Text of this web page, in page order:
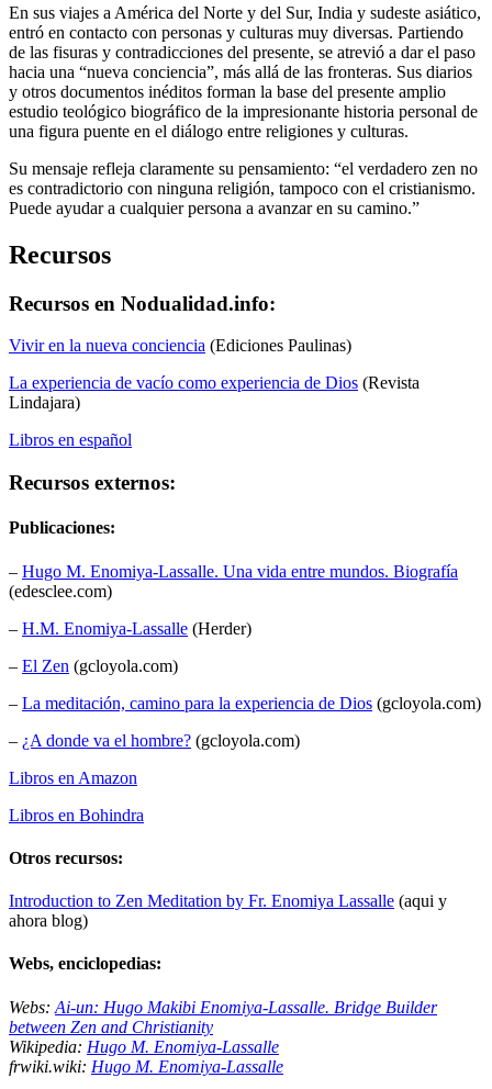
En sus viajes a América del Norte y del Sur, India y sudeste asiático,
entró en contacto con personas y culturas muy diversas. Partiendo
de las fisuras y contradicciones del presente, se atrevió a dar el paso
hacia una “nueva conciencia”, más allá de las fronteras. Sus diarios
y otros documentos inéditos forman la base del presente amplio
estudio teológico biográfico de la impresionante historia personal de
una figura puente en el diálogo entre religiones y culturas.
Su mensaje refleja claramente su pensamiento: “el verdadero zen no
es contradictorio con ninguna religión, tampoco con el cristianismo.
Puede ayudar a cualquier persona a avanzar en su camino.”
Recursos
Recursos en Nodualidad.info:
Vivir en la nueva conciencia (Ediciones Paulinas)
La experiencia de vacío como experiencia de Dios (Revista
Lindajara)
Libros en español
Recursos externos:
Publicaciones:
– Hugo M. Enomiya-Lassalle. Una vida entre mundos. Biografía
(edesclee.com)
– H.M. Enomiya-Lassalle (Herder)
– El Zen (gcloyola.com)
– La meditación, camino para la experiencia de Dios (gcloyola.com)
– ¿A donde va el hombre? (gcloyola.com)
Libros en Amazon
Libros en Bohindra
Otros recursos:
Introduction to Zen Meditation by Fr. Enomiya Lassalle (aqui y
ahora blog)
Webs, enciclopedias:
Webs: Ai-un: Hugo Makibi Enomiya-Lassalle. Bridge Builder
between Zen and Christianity
Wikipedia: Hugo M. Enomiya-Lassalle
frwiki.wiki: Hugo M. Enomiya-Lassalle